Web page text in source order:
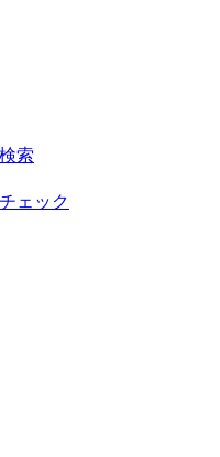
索
ェック